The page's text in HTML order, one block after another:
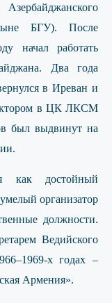
БГУ). После
начал работать
Два года
в Иреван и
в ЦК ЛКСМ
был выдвинут на
как достойный
организатор
должности.
Ведийского
х годах –
Армения».